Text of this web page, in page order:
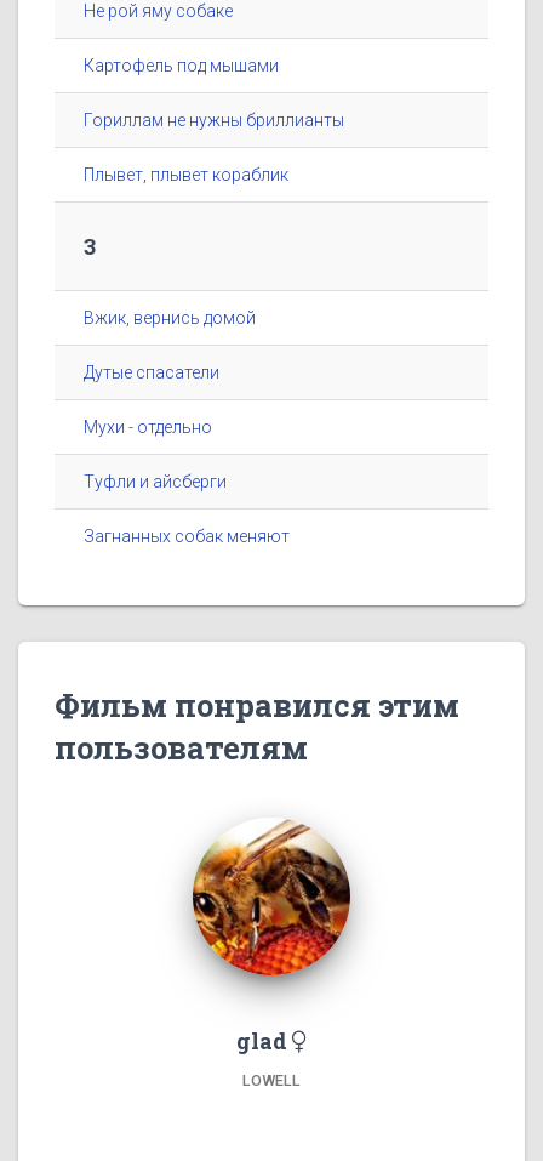
Не рой яму собаке
Картофель под мышами
Гориллам не нужны бриллианты
Плывет, плывет кораблик
3
Вжик, вернись домой
Дутые спасатели
Мухи - отдельно
Туфли и айсберги
Загнанных собак меняют
Фильм понравился этим
пользователям
glad
LOWELL